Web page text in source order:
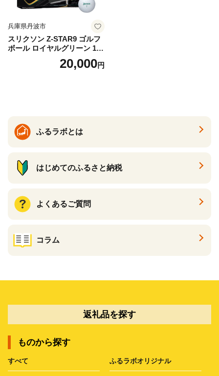
兵庫県丹波市
スリクソン Z-STAR9 ゴルフ
ボール ロイヤルグリーン 1ダ
ース 12球 兵庫県丹波市 ふる
20,000円
ふるラボとは
はじめてのふるさと納税
よくあるご質問
コラム
返礼品を探す
ものから探す
すべて ふるラボオリジナル